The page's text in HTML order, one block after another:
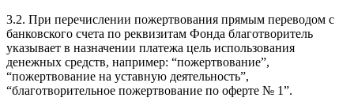
3.2. При перечислении пожертвования прямым переводом с
банковского счета по реквизитам Фонда благотворитель
указывает в назначении платежа цель использования
денежных средств, например: “пожертвование”,
“пожертвование на уставную деятельность”,
“благотворительное пожертвование по оферте № 1”.